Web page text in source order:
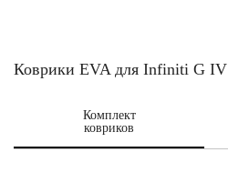
Коврики EVA для Infiniti G IV
Комплект
ковриков